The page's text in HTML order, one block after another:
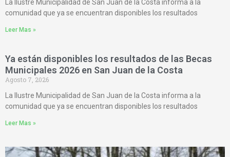
La Ilustre Municipalidad de San Juan de la Costa informa a la
comunidad que ya se encuentran disponibles los resultados
Leer Mas »
Ya están disponibles los resultados de las Becas
Municipales 2026 en San Juan de la Costa
Agosto 7, 2026
La Ilustre Municipalidad de San Juan de la Costa informa a la
comunidad que ya se encuentran disponibles los resultados
Leer Mas »